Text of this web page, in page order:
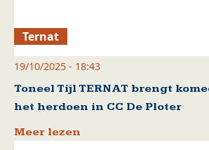
Ternat
19/10/2025 - 18:43
Toneel Tijl TERNAT brengt
het herdoen in CC De Ploter
Meer lezen